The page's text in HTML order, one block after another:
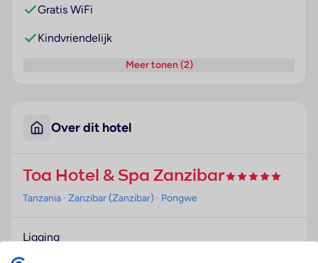
Gratis WiFi
Kindvriendelijk
Meer tonen (2)
Over dit hotel
Toa Hotel & Spa Zanzibar
Tanzania · Zanzibar (Zanzibar) · Pongwe
Ligging